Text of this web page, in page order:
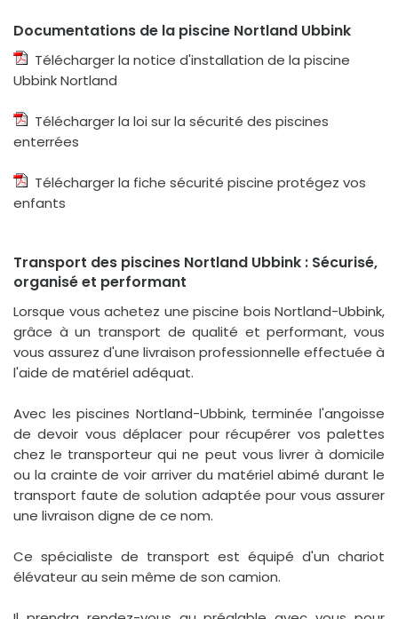
Documentations de la piscine Nortland Ubbink
Télécharger la notice d'installation de la piscine
Ubbink Nortland
Télécharger la loi sur la sécurité des piscines
enterrées
Télécharger la fiche sécurité piscine protégez vos
enfants
Transport des piscines Nortland Ubbink : Sécurisé,
organisé et performant
Lorsque vous achetez une piscine bois Nortland-Ubbink,
grâce à un transport de qualité et performant, vous
vous assurez d'une livraison professionnelle effectuée à
l'aide de matériel adéquat.
Avec les piscines Nortland-Ubbink, terminée l'angoisse
de devoir vous déplacer pour récupérer vos palettes
chez le transporteur qui ne peut vous livrer à domicile
ou la crainte de voir arriver du matériel abimé durant le
transport faute de solution adaptée pour vous assurer
une livraison digne de ce nom.
Ce spécialiste de transport est équipé d'un chariot
élévateur au sein même de son camion.